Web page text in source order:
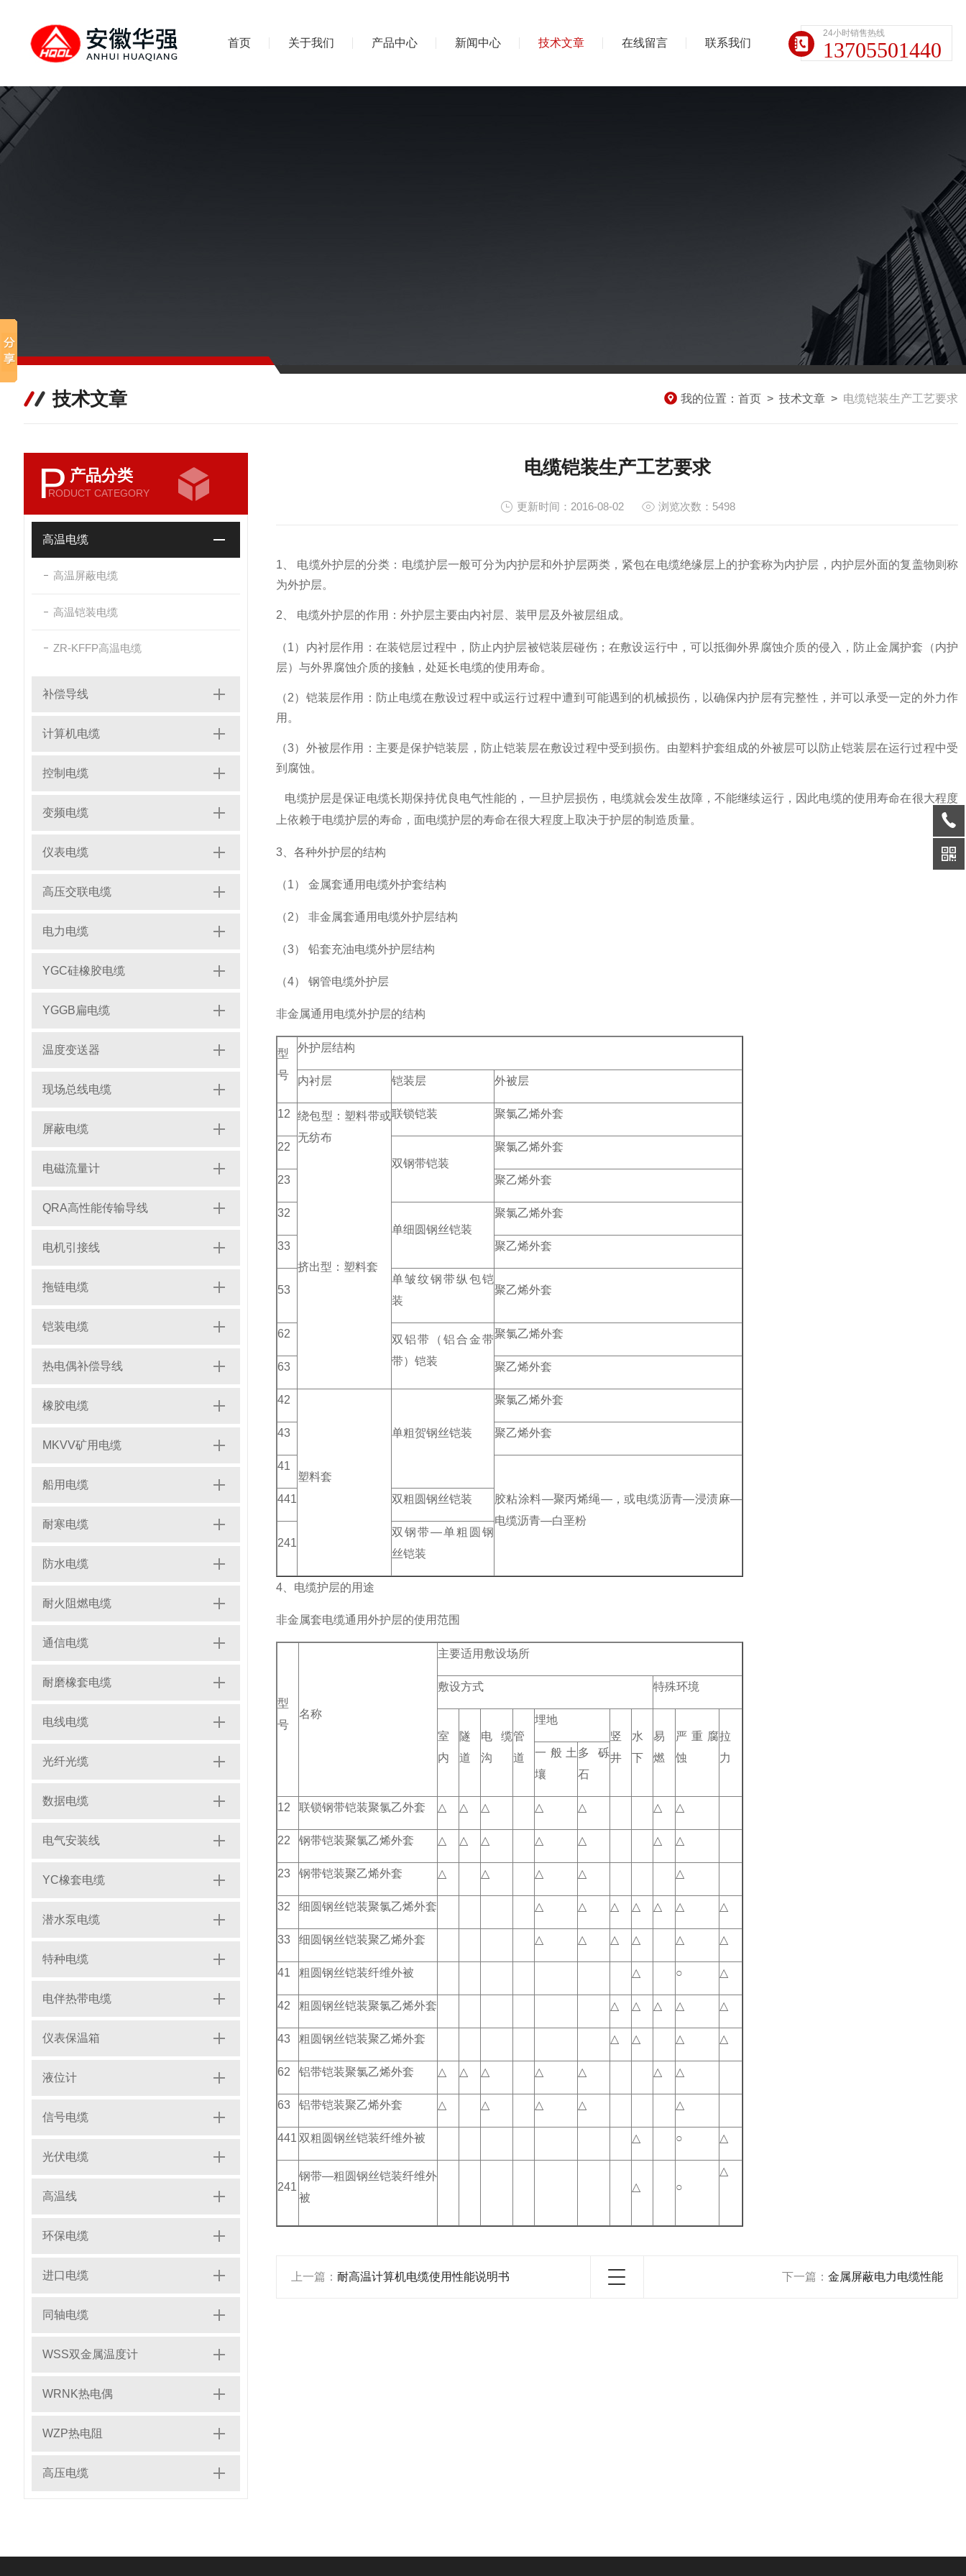
首页 关于我们 产品中心 新闻中心 技术文章 在线留言 联系我们
24小时销售热线
13705501440
技术文章 我的位置： 首页 > 技术文章 > 电缆铠装生产工艺要求
P 产品分类
RODUCT CATEGORY
高温电缆
高温屏蔽电缆
高温铠装电缆
ZR-KFFP高温电缆
补偿导线
计算机电缆
控制电缆
变频电缆
仪表电缆
高压交联电缆
电力电缆
YGC硅橡胶电缆
YGGB扁电缆
温度变送器
现场总线电缆
屏蔽电缆
电磁流量计
QRA高性能传输导线
电机引接线
拖链电缆
铠装电缆
热电偶补偿导线
橡胶电缆
MKVV矿用电缆
船用电缆
耐寒电缆
防水电缆
耐火阻燃电缆
通信电缆
耐磨橡套电缆
电线电缆
光纤光缆
数据电缆
电气安装线
YC橡套电缆
潜水泵电缆
特种电缆
电伴热带电缆
仪表保温箱
液位计
信号电缆
光伏电缆
高温线
环保电缆
进口电缆
同轴电缆
WSS双金属温度计
WRNK热电偶
WZP热电阻
高压电缆
电缆铠装生产工艺要求
更新时间：2016-08-02 浏览次数：5498
1、 电缆外护层的分类： 电缆护层一般可分为内护层和外护层两类，紧包在电缆绝缘层上的护套称为内护层，内护层外面的复盖物则称
为外护层。
2、 电缆外护层的作用： 外护层主要由内衬层、装甲层及外被层组成。
（1）内衬层作用：在装铠层过程中，防止内护层被铠装层碰伤；在敷设运行中，可以抵御外界腐蚀介质的侵入，防止金属护套（内护
层）与外界腐蚀介质的接触，处延长电缆的使用寿命。
（2）铠装层作用：防止电缆在敷设过程中或运行过程中遭到可能遇到的机械损伤，以确保内护层有完整性，并可以承受一定的外力作
用。
（3）外被层作用：主要是保护铠装层，防止铠装层在敷设过程中受到损伤。由塑料护套组成的外被层可以防止铠装层在运行过程中受
到腐蚀。
电缆护层是保证电缆长期保持优良电气性能的，一旦护层损伤，电缆就会发生故障，不能继续运行，因此电缆的使用寿命在很大程度
上依赖于电缆护层的寿命，面电缆护层的寿命在很大程度上取决于护层的制造质量。
3、各种外护层的结构
（1） 金属套通用电缆外护套结构
（2） 非金属套通用电缆外护层结构
（3） 铅套充油电缆外护层结构
（4） 钢管电缆外护层
非金属通用电缆外护层的结构
型
号
外护层结构
内衬层 铠装层 外被层
12
绕包型：塑料带或
无纺布
挤出型：塑料套
联锁铠装 聚氯乙烯外套
22
双钢带铠装
聚氯乙烯外套
23 聚乙烯外套
32
单细圆钢丝铠装
聚氯乙烯外套
33 聚乙烯外套
53
单皱纹钢带纵包铠
装
聚乙烯外套
62
双铝带（铝合金带
带）铠装
聚氯乙烯外套
63 聚乙烯外套
42
塑料套
单粗贺钢丝铠装
聚氯乙烯外套
43 聚乙烯外套
41
胶粘涂料—聚丙烯绳—，或电缆沥青—浸渍麻—
电缆沥青—白垩粉
441 双粗圆钢丝铠装
241
双钢带—单粗圆钢
丝铠装
4、电缆护层的用途
非金属套电缆通用外护层的使用范围
型
号
名称
主要适用敷设场所
敷设方式 特殊环境
室
内
隧
道
电缆
沟
管
道
埋地
竖
井
水
下
易
燃
严重腐
蚀
拉
力
一般土
壤
多砾
石
12 联锁钢带铠装聚氯乙外套 △ △ △ △ △ △ △
22 钢带铠装聚氯乙烯外套 △ △ △ △ △ △ △
23 钢带铠装聚乙烯外套 △ △ △ △ △
32 细圆钢丝铠装聚氯乙烯外套 △ △ △ △ △ △ △
33 细圆钢丝铠装聚乙烯外套 △ △ △ △ △ △
41 粗圆钢丝铠装纤维外被 △ ○ △
42 粗圆钢丝铠装聚氯乙烯外套 △ △ △ △ △
43 粗圆钢丝铠装聚乙烯外套 △ △ △ △
62 铝带铠装聚氯乙烯外套 △ △ △ △ △ △ △
63 铝带铠装聚乙烯外套 △ △ △ △ △
441 双粗圆钢丝铠装纤维外被 △ ○ △
241
钢带—粗圆钢丝铠装纤维外
被
△ ○
△
上一篇： 耐高温计算机电缆使用性能说明书 下一篇： 金属屏蔽电力电缆性能